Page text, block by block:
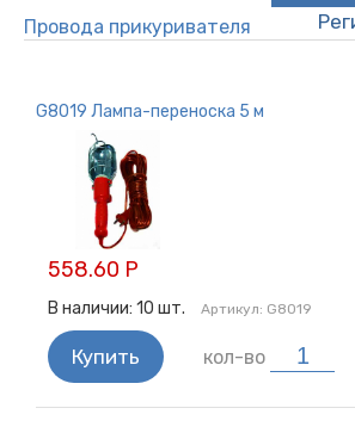
Провода прикуривателя
Патроны / колпачки
Колодки / реле
Зарядное устройство для авто
Кабель / клемма
Хомуты
Преобразователи напряжения
Кнопки
Мультиметр / Манометр
Термоусадочные трубки
G8019 Лампа-переноска 5 м
558.60 Р
В наличии: 10 шт. Артикул: G8019
Купить кол-во